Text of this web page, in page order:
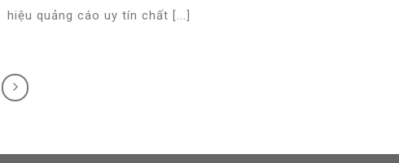
hiệu quảng cáo uy tín chất [...]